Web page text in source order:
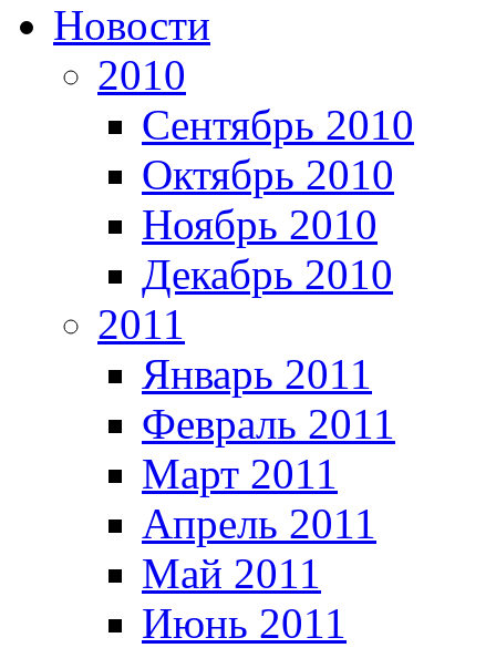
Новости
2010
Сентябрь 2010
Октябрь 2010
Ноябрь 2010
Декабрь 2010
2011
Январь 2011
Февраль 2011
Март 2011
Апрель 2011
Май 2011
Июнь 2011